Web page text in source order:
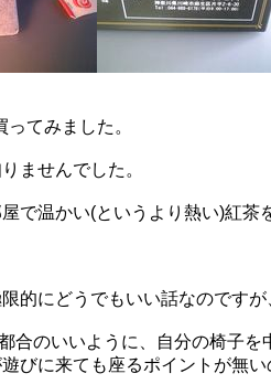
てみました。
ませんでした。
で温かい(というより熱い)紅
的にどうでもいい話なのです
合のいいように、自分の椅子
びに来ても座るポイントが無